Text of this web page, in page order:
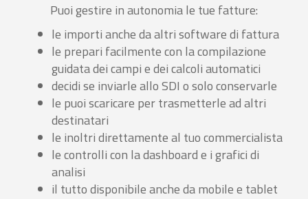
Puoi gestire in autonomia le tue fatture:
le importi anche da altri software di fattura
le prepari facilmente con la compilazione
guidata dei campi e dei calcoli automatici
decidi se inviarle allo SDI o solo conservarle
le puoi scaricare per trasmetterle ad altri
destinatari
le inoltri direttamente al tuo commercialista
le controlli con la dashboard e i grafici di
analisi
il tutto disponibile anche da mobile e tablet